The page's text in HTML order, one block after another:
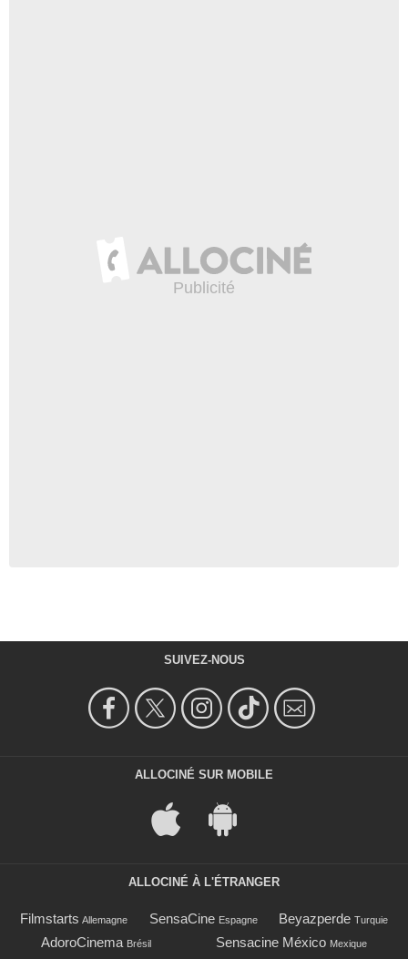
SUIVEZ-NOUS
ALLOCINÉ SUR MOBILE
ALLOCINÉ À L'ÉTRANGER
Filmstarts Allemagne SensaCine Espagne Beyazperde Turquie
AdoroCinema Brésil Sensacine México Mexique